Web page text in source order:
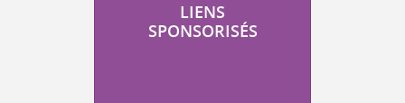
LIENS
SPONSORISÉS